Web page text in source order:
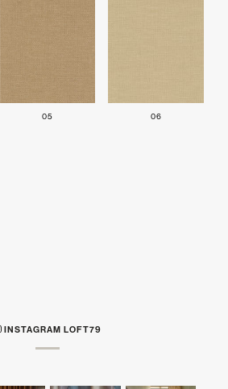
05 06
INSTAGRAM LOFT79